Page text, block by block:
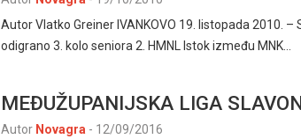
Autor Vlatko Greiner IVANKOVO 19. listopada 2010. –
odigrano 3. kolo seniora 2. HMNL Istok između MNK…
MEĐUŽUPANIJSKA LIGA
Autor Novagra - 12/09/2016